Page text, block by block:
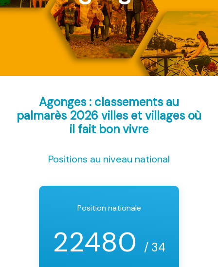
Agonges : classements au
palmarès 2026 villes et villages où
il fait bon vivre
Positions au niveau national
Position nationale
22480 / 34